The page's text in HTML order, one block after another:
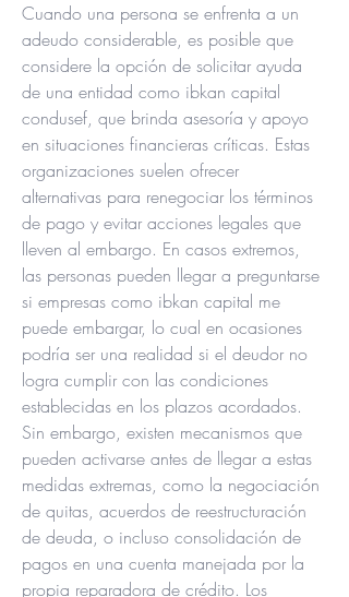
Cuando una persona se enfrenta a un
adeudo considerable, es posible que
considere la opción de solicitar ayuda
de una entidad como ibkan capital
condusef, que brinda asesoría y apoyo
en situaciones financieras críticas. Estas
organizaciones suelen ofrecer
alternativas para renegociar los términos
de pago y evitar acciones legales que
lleven al embargo. En casos extremos,
las personas pueden llegar a preguntarse
si empresas como ibkan capital me
puede embargar, lo cual en ocasiones
podría ser una realidad si el deudor no
logra cumplir con las condiciones
establecidas en los plazos acordados.
Sin embargo, existen mecanismos que
pueden activarse antes de llegar a estas
medidas extremas, como la negociación
de quitas, acuerdos de reestructuración
de deuda, o incluso consolidación de
pagos en una cuenta manejada por la
propia reparadora de crédito. Los